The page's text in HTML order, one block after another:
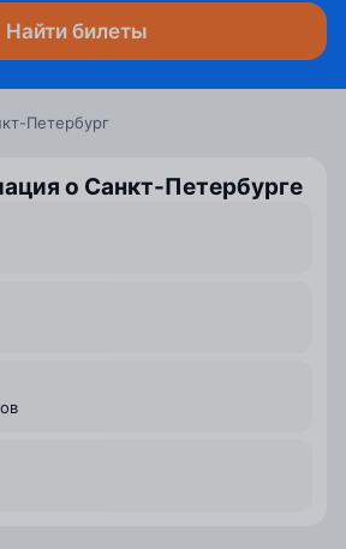
Найти билеты
Петербург
о Санкт-Петербурге